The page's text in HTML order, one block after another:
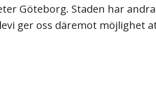
Göteborg. Staden har
ger oss däremot